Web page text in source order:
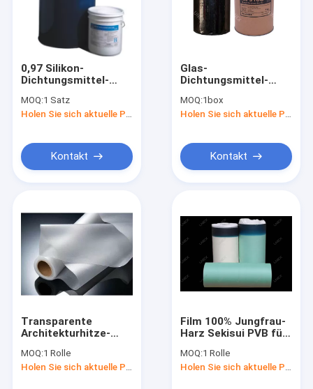
Fabrik-Ausflug
Qualitätskontrolle
Treten Sie mit uns in Verbindung
Fordern Sie ein Zitat
Glassilikondichtungsmittel
isolierendes Glasdichtungsmittel
Aluminiumfenster-Distanzscheibe
0,97 Silikon-
Dichtungsmittel-
struktureller für
Aluminium-
MOQ:1 Satz
Kontakt
Glas-
Dichtungsmittel-
Schmelzbutylmastix-
Dichtungsmittel
MOQ:1box
Kontakt
Transparente
Architekturhitze-
Glasschicht PVB
0.38mm 0.76mm
MOQ:1 Rolle
Film 100% Jungfrau-
Harz Sekisui PVB für
0.76mm
MOQ:1 Rolle